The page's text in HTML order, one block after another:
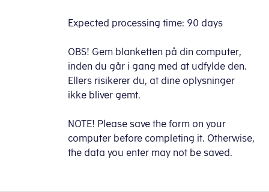
Expected processing time: 90 days
OBS! Gem blanketten på din computer,
inden du går i gang med at udfylde den.
Ellers risikerer du, at dine oplysninger
ikke bliver gemt.
NOTE! Please save the form on your
computer before completing it. Otherwise,
the data you enter may not be saved.